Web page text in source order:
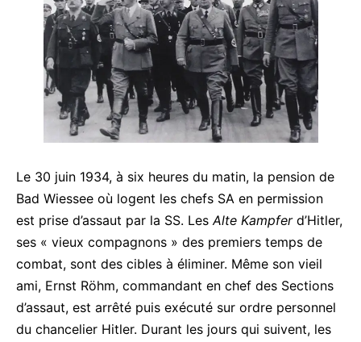
Le 30 juin 1934, à six heures du matin, la pension de
Bad Wiessee où logent les chefs SA en permission
est prise d’assaut par la SS. LesAlte Kampferd’Hitler,
ses « vieux compagnons » des premiers temps de
combat, sont des cibles à éliminer. Même son vieil
ami, Ernst Röhm, commandant en chef des Sections
d’assaut, est arrêté puis exécuté sur ordre personnel
du chancelier Hitler. Durant les jours qui suivent, les